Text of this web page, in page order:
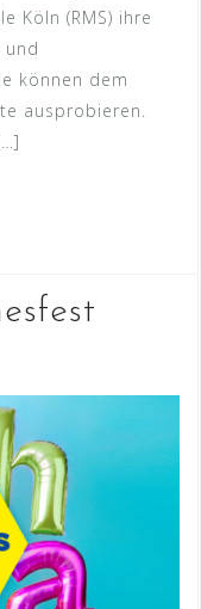
Köln (RMS) ihre
und
können dem
ausprobieren.